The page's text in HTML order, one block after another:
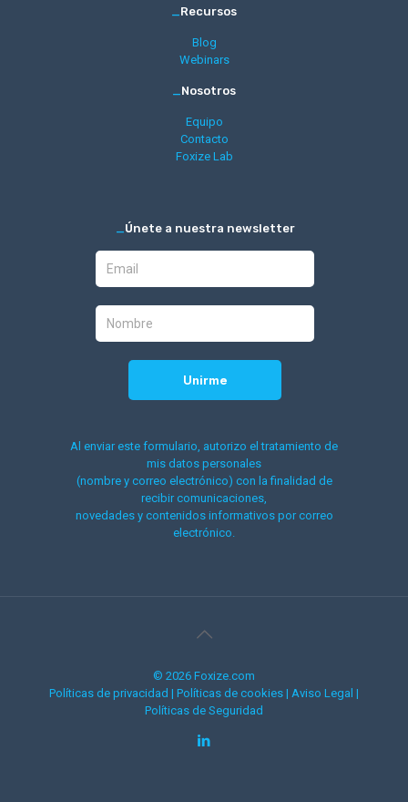
_Recursos
Blog
Webinars
_Nosotros
Equipo
Contacto
Foxize Lab
_Únete a nuestra newsletter
Al enviar este formulario, autorizo el tratamiento de
mis datos personales
(nombre y correo electrónico) con la finalidad de
recibir comunicaciones,
novedades y contenidos informativos por correo
electrónico.
© 2026 Foxize.com
Políticas de privacidad | Políticas de cookies | Aviso Legal |
Políticas de Seguridad